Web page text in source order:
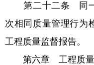
第二十二条 同一
次相同质量管理行为
工程质量监督报告。
第六章 工程质量